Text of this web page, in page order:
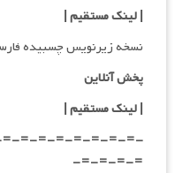
| لینک مستقیم|
نسخه زیرنویس چسبیده
پخش آنلاین
| لینک مستقیم|
=-=-=-=-=-=-=-
=-=-=-=-